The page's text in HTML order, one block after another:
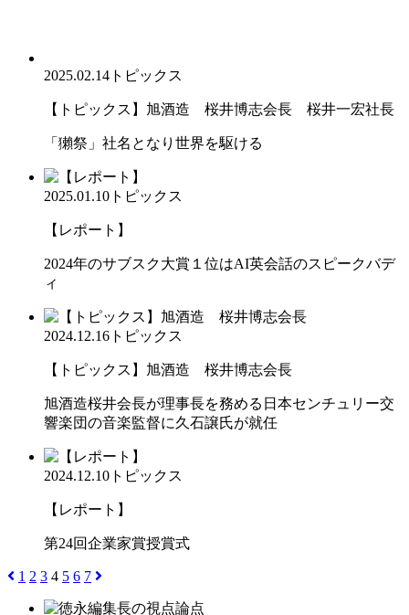
2025.02.14 トピックス
【トピックス】旭酒造 桜井博志会長 桜井一宏社長
「獺祭」社名となり世界を駆ける
2025.01.10 トピックス
【レポート】
2024年のサブスク大賞１位はAI英会話のスピークバデ
ィ
2024.12.16 トピックス
【トピックス】旭酒造 桜井博志会長
旭酒造桜井会長が理事長を務める日本センチュリー交
響楽団の音楽監督に久石譲氏が就任
2024.12.10 トピックス
【レポート】
第24回企業家賞授賞式
1 2 3 4 5 6 7